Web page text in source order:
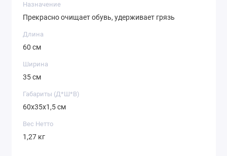
Назначение
Прекрасно очищает обувь, удерживает грязь
Длина
60 см
Ширина
35 см
Габариты (Д*Ш*В)
60х35х1,5 см
Вес Нетто
1,27 кг